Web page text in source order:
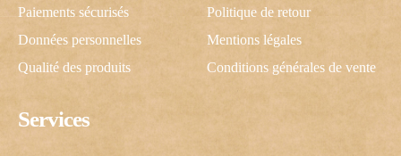
Services
Paiements sécurisés
Données personnelles
Qualité des produits
Politique de retour
Mentions légales
Conditions générales de vente